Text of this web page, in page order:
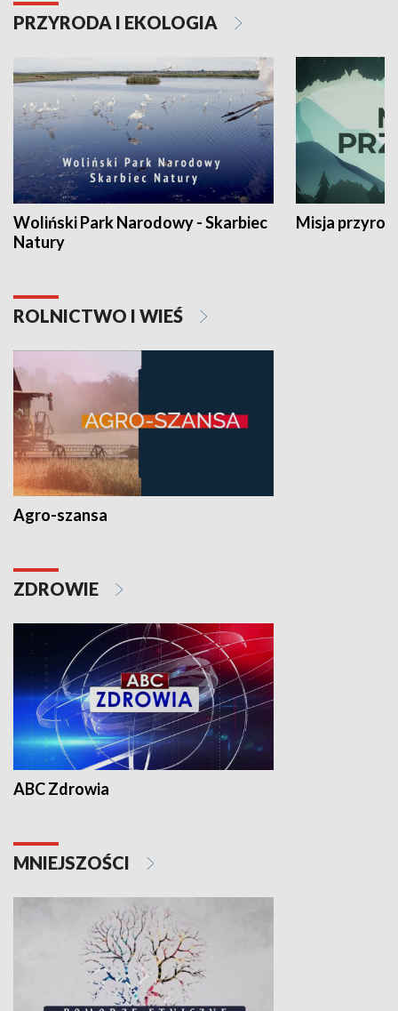
PRZYRODA I EKOLOGIA
Woliński Park Narodowy - Skarbiec
Natury
Misja
ROLNICTWO I WIEŚ
Agro-szansa
ZDROWIE
ABC Zdrowia
MNIEJSZOŚCI